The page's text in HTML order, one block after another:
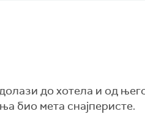
до хотела и од
био мета снајперисте.